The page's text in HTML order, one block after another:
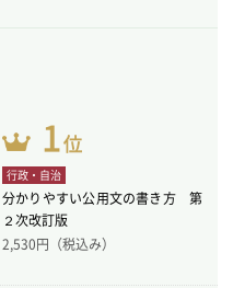
行政・自治
分かりやすい公用文の書き方 第
２次改訂版
2,530円（税込み）